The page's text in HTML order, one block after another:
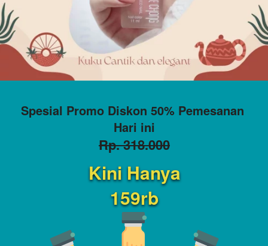
Spesial Promo Diskon 50% Pemesanan
Hari ini
Rp. 318.000
Kini Hanya
159rb